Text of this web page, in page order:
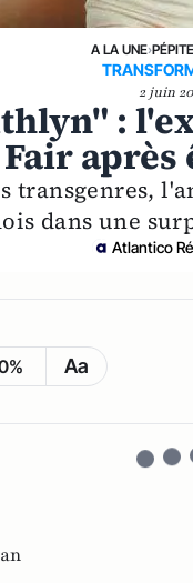
A LA UNE›
2 juin
:
transgenres,
dans une
Atlantico
Aa